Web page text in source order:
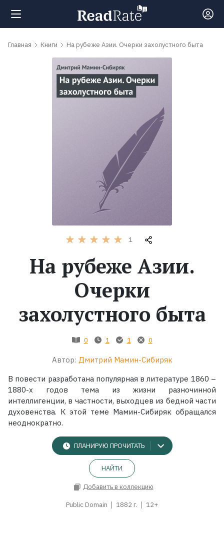
Поиск
Серии
Главная Книги На рубеже Азии. Очерки захолустного быта
1
На рубеже Азии.
Очерки
захолустного быта
0 1 1 0
Автор: Дмитрий Мамин-Сибиряк
В повести разработана популярная в литературе 1860 –
1880-х годов тема из жизни разночинной
интеллигенции, в частности, выходцев из бедной части
духовенства. К этой теме Мамин-Сибиряк обращался
неоднократно.
ПЛАНИРУЮ ПРОЧИТАТЬ
НАЙТИ
Добавить в коллекцию
Public Domain 1882 г. 12+